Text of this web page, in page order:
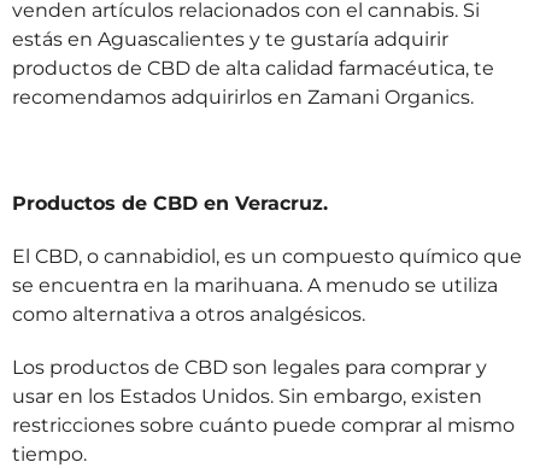
venden artículos relacionados con el cannabis. Si
estás en Aguascalientes y te gustaría adquirir
productos de CBD de alta calidad farmacéutica, te
recomendamos adquirirlos en Zamani Organics.
Productos de CBD en Veracruz.
El CBD, o cannabidiol, es un compuesto químico que
se encuentra en la marihuana. A menudo se utiliza
como alternativa a otros analgésicos.
Los productos de CBD son legales para comprar y
usar en los Estados Unidos. Sin embargo, existen
restricciones sobre cuánto puede comprar al mismo
tiempo.